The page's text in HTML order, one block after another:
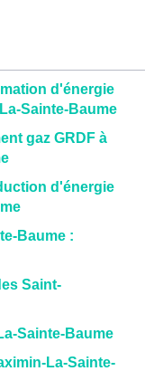
d'énergie
Sainte-Baume
gaz GRDF à
d'énergie
Baume :
Saint-
Sainte-Baume
La-Sainte-